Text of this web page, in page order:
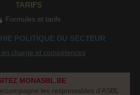
TARIFS
Formules et tarifs
POLITIQUE DU SECTEUR
en charge et compétences
MONASBL.BE
les responsables d’ASBL